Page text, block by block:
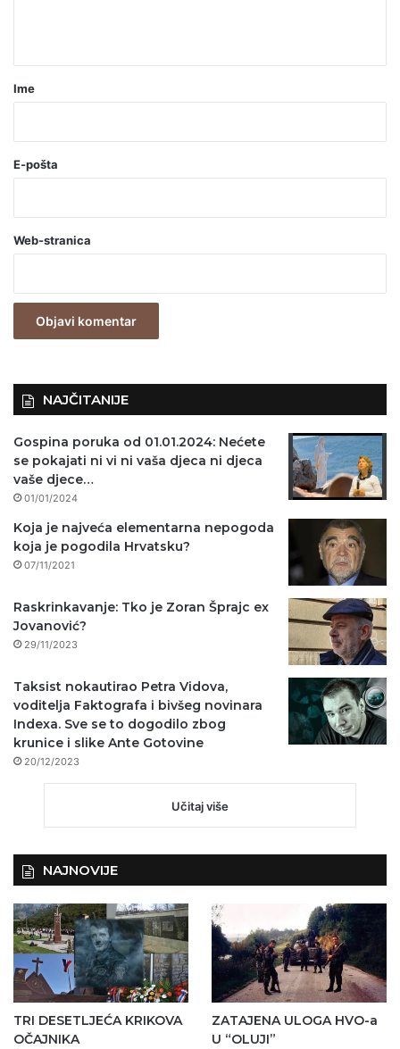
r
o
a
v
z
Ime
E-pošta
Web-stranica
NAJČITANIJE
Gospina poruka od 01.01.2024: Nećete
se pokajati ni vi ni vaša djeca ni djeca
vaše djece…
01/01/2024
Koja je najveća elementarna nepogoda
koja je pogodila Hrvatsku?
07/11/2021
Raskrinkavanje: Tko je Zoran Šprajc ex
Jovanović?
29/11/2023
Taksist nokautirao Petra Vidova,
voditelja Faktografa i bivšeg novinara
Indexa. Sve se to dogodilo zbog
krunice i slike Ante Gotovine
20/12/2023
Učitaj više
NAJNOVIJE
TRI DESETLJEĆA KRIKOVA
OČAJNIKA
ZATAJENA ULOGA HVO-a
U “OLUJI”